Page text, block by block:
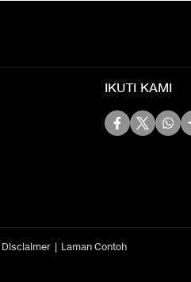
IKUTI KAMI
Disclaimer
Laman Contoh